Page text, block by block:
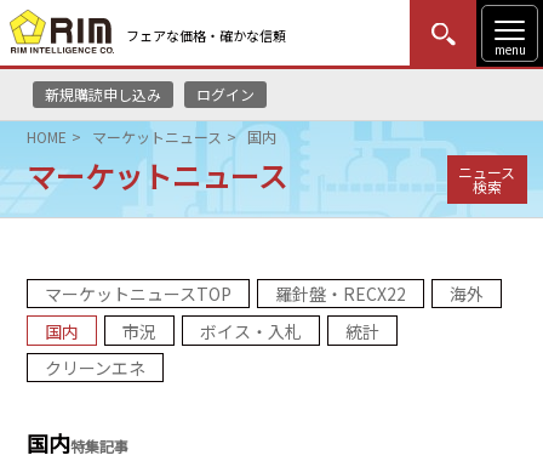
フェアな価格・確かな信頼
menu
新規購読申し込み ログイン
MENU
はじめての方
HOME
リムレポート
メソドロジー
HOME マーケットニュース 国内
マーケットニュース ニュース
検索
マーケットニュースTOP 羅針盤・RECX22
海外
国内
市況 ボイス・入札
統計
クリーンエネ
国内特集記事